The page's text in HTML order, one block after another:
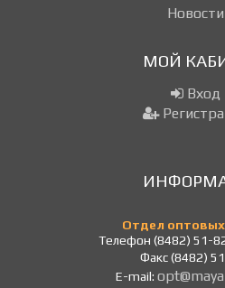
Новости
МОЙ
Вход
Отдел
Телефон (8482) 51-
Факс (8482)
E-mail: